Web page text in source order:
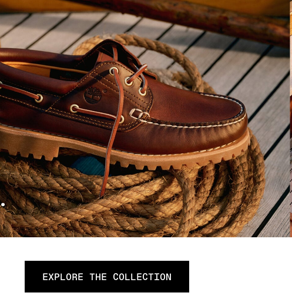
EXPLORE THE COLLECTION